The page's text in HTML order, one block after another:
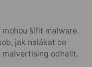
šířit malware.
jak nalákat co
malvertising odhalit.